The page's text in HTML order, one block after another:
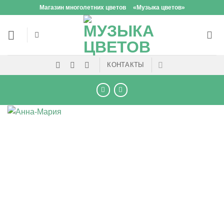
content
Магазин многолетних цветов «Музыка цветов»
КОНТАКТЫ